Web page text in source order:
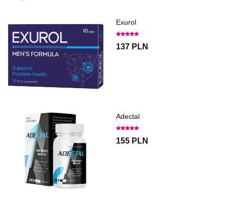
Exurol
137 PLN
Adectal
155 PLN